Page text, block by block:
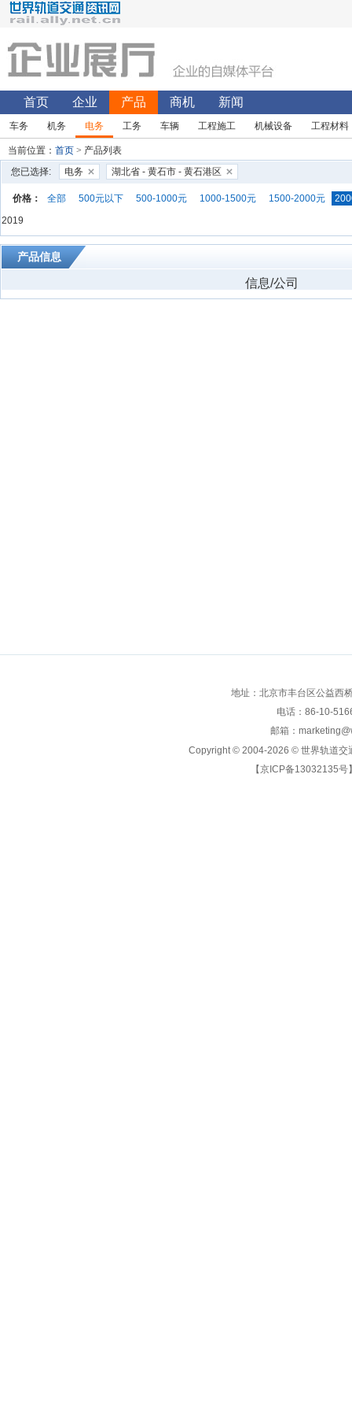
首页 企业 产品 商机 新闻
车务 机务 电务 工务 车辆 工程施工 机械设备 工程材料
当前位置： 首页 > 产品列表
您已选择:
电务 湖北省 - 黄石市 - 黄石港区
价格： 全部 500元以下 500-1000元 1000-1500元 1500-2000元
2019
产品信息
信息/公司
地址：北京市丰台区公益西
电话：86-10-
邮箱：
Copyright © 2004-2026 © 世界轨道交
【京ICP备13032135